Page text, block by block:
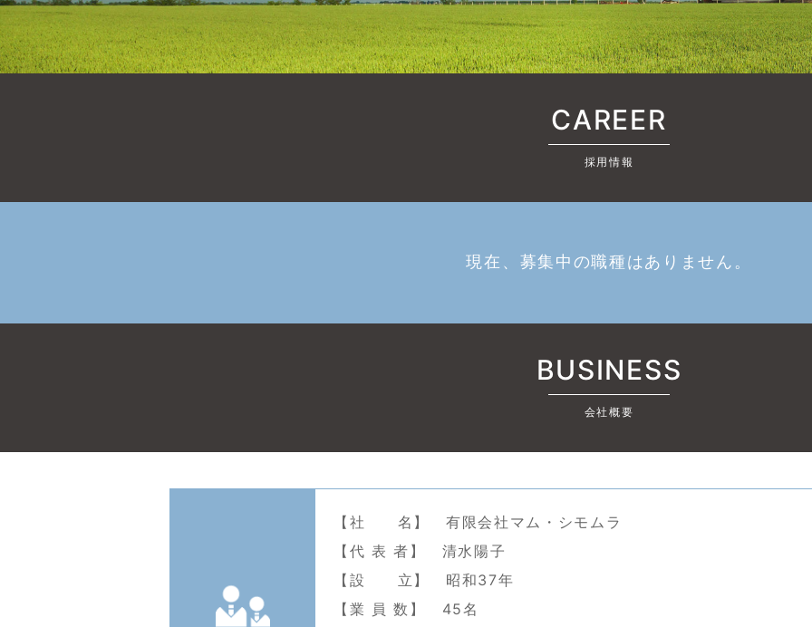
CAREER
採用情報
現在、募集中の職種はありません。
BUSINESS
会社概要
【社 名】 有限会社マム・シモムラ
【代 表 者】 清水陽子
【設 立】 昭和37年
【業 員 数】 45名